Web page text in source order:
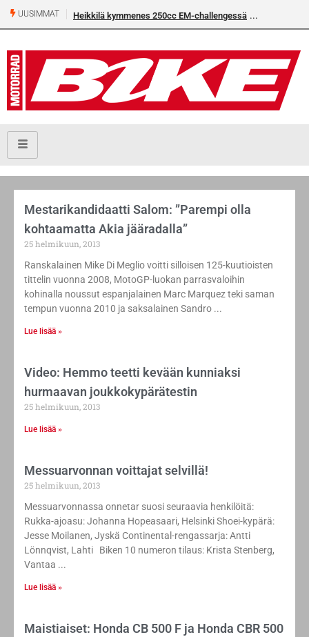
UUSIMMAT Heikkilä kymmenes 250cc EM-challengessä
Mestarikandidaatti Salom: ”Parempi olla
kohtaamatta Akia jääradalla”
25 helmikuun, 2013
Ranskalainen Mike Di Meglio voitti silloisen 125-kuutioisten
tittelin vuonna 2008, MotoGP-luokan parrasvaloihin
kohinalla noussut espanjalainen Marc Marquez teki saman
tempun vuonna 2010 ja saksalainen Sandro
Lue lisää »
Video: Hemmo teetti kevään kunniaksi
hurmaavan joukkokypärätestin
25 helmikuun, 2013
Lue lisää »
Messuarvonnan voittajat selvillä!
25 helmikuun, 2013
Messuarvonnassa onnetar suosi seuraavia henkilöitä:
Rukka-ajoasu: Johanna Hopeasaari, Helsinki Shoei-kypärä:
Jesse Moilanen, Jyskä Continental-rengassarja: Antti
Lönnqvist, Lahti Biken 10 numeron tilaus: Krista Stenberg,
Vantaa
Lue lisää »
Maistiaiset: Honda CB 500 F ja Honda CBR 500